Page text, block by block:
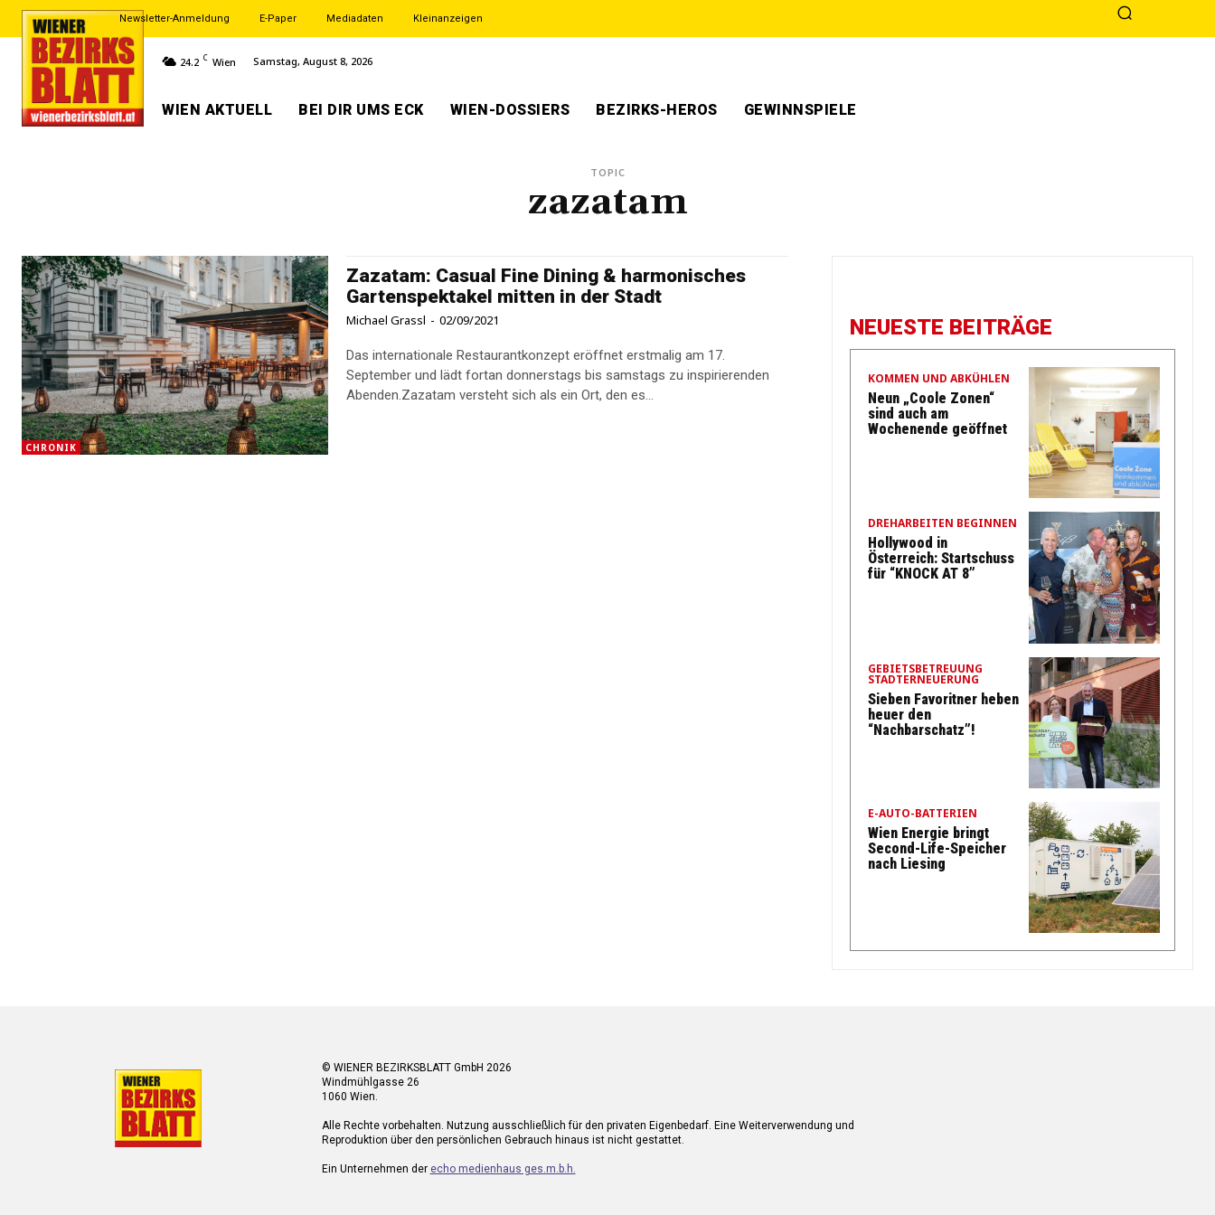
Newsletter-Anmeldung E-Paper Mediadaten Kleinanzeigen
24.2 C Wien Samstag, August 8, 2026
WIEN AKTUELL BEI DIR UMS ECK WIEN-DOSSIERS BEZIRKS-HEROS GEWINNSPIELE
TOPIC
zazatam
CHRONIK
Zazatam: Casual Fine Dining & harmonisches
Gartenspektakel mitten in der Stadt
Michael Grassl - 02/09/2021
Das internationale Restaurantkonzept eröffnet erstmalig am 17.
September und lädt fortan donnerstags bis samstags zu inspirierenden
Abenden.Zazatam versteht sich als ein Ort, den es...
NEUESTE BEITRÄGE
KOMMEN UND ABKÜHLEN
Neun „Coole Zonen“
sind auch am
Wochenende geöffnet
DREHARBEITEN BEGINNEN
Hollywood in
Österreich: Startschuss
für “KNOCK AT 8”
GEBIETSBETREUUNG
STADTERNEUERUNG
Sieben Favoritner heben
heuer den
“Nachbarschatz”!
E-AUTO-BATTERIEN
Wien Energie bringt
Second-Life-Speicher
nach Liesing
© WIENER BEZIRKSBLATT GmbH 2026
Windmühlgasse 26
1060 Wien.
Alle Rechte vorbehalten. Nutzung ausschließlich für den privaten Eigenbedarf. Eine Weiterverwendung und
Reproduktion über den persönlichen Gebrauch hinaus ist nicht gestattet.
Ein Unternehmen der echo medienhaus ges.m.b.h.